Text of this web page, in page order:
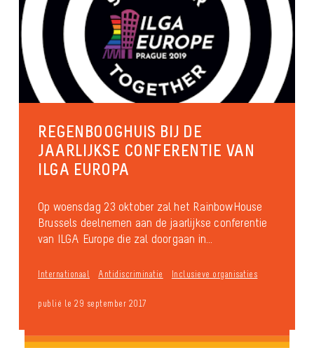
REGENBOOGHUIS BIJ DE
JAARLIJKSE CONFERENTIE VAN
ILGA EUROPA
Op woensdag 23 oktober zal het RainbowHouse
Brussels deelnemen aan de jaarlijkse conferentie
van ILGA Europe die zal doorgaan in...
Internationaal Antidiscriminatie Inclusieve organisaties
publié le 29 september 2017